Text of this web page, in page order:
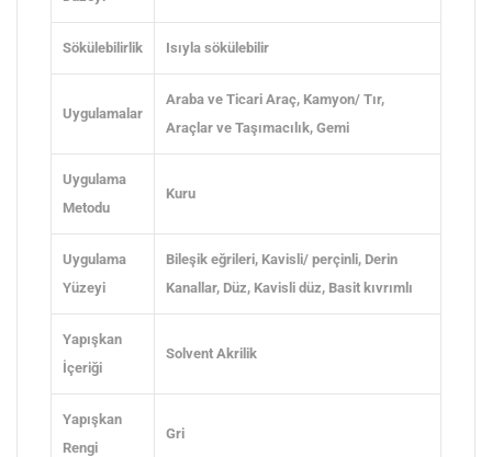
Sökülebilirlik Isıyla sökülebilir
Uygulamalar
Araba ve Ticari Araç, Kamyon/ Tır,
Araçlar ve Taşımacılık, Gemi
Uygulama
Metodu
Kuru
Uygulama
Yüzeyi
Bileşik eğrileri, Kavisli/ perçinli, Derin
Kanallar, Düz, Kavisli düz, Basit kıvrımlı
Yapışkan
İçeriği
Solvent Akrilik
Yapışkan
Rengi
Gri